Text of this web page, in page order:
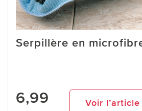
Serpillère en
6,99 Voir l’article